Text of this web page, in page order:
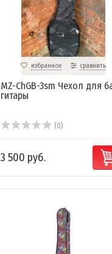
избранное сравнить
MZ-ChGB-3sm Чехол для
гитары
(0)
3 500 руб.